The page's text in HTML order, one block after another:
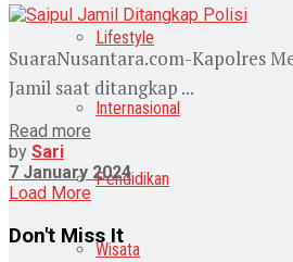
Lifestyle
Internasional
Pendidikan
Wisata
SuaraNusantara.com-Kapolres
Jamil saat ditangkap ...
Read more
by Sari
7 January 2024
Load More
Don't Miss It